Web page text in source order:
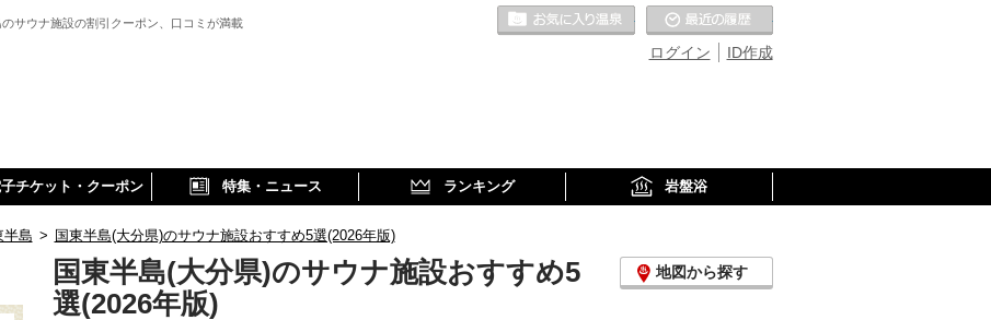
のサウナ施設の割引クーポン、口コミが満載
ID作成
ログイン
お気に入りの温泉
チケット・クーポン 特集・ニュース ランキング 岩盤浴
半島 > 国東半島(大分県)のサウナ施設おすすめ5選(2026年版)
国東半島(大分県)のサウナ施設おすすめ5
選(2026年版)
地図から探す